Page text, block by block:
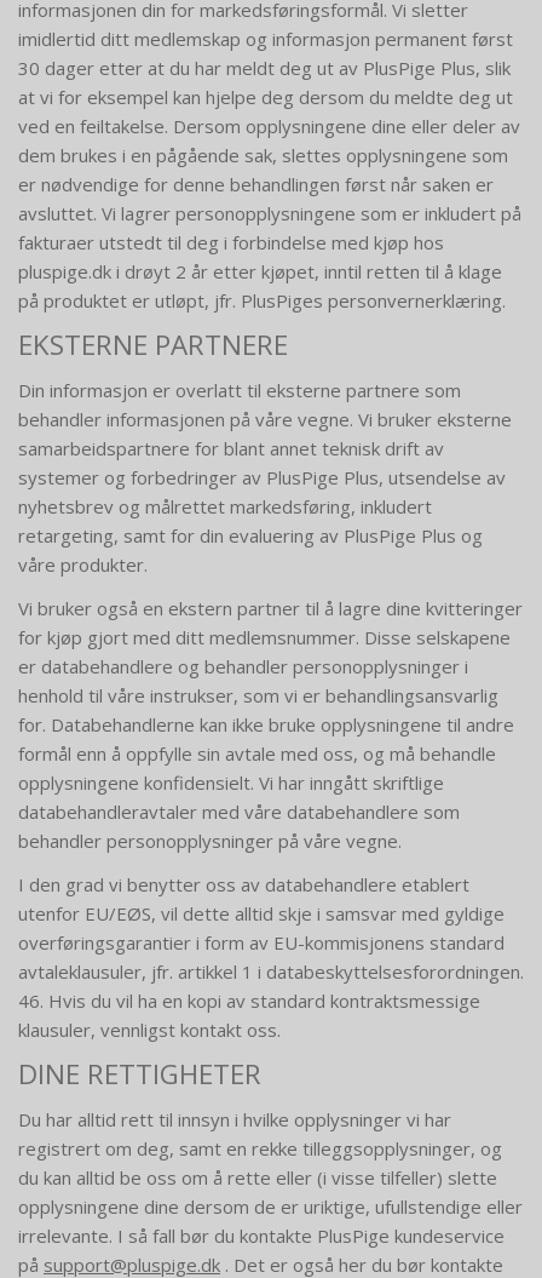
informasjonen din for markedsføringsformål. Vi sletter
imidlertid ditt medlemskap og informasjon permanent først
30 dager etter at du har meldt deg ut av PlusPige Plus, slik
at vi for eksempel kan hjelpe deg dersom du meldte deg ut
ved en feiltakelse. Dersom opplysningene dine eller deler av
dem brukes i en pågående sak, slettes opplysningene som
er nødvendige for denne behandlingen først når saken er
avsluttet. Vi lagrer personopplysningene som er inkludert på
fakturaer utstedt til deg i forbindelse med kjøp hos
pluspige.dk i drøyt 2 år etter kjøpet, inntil retten til å klage
på produktet er utløpt, jfr. PlusPiges personvernerklæring.
EKSTERNE PARTNERE
Din informasjon er overlatt til eksterne partnere som
behandler informasjonen på våre vegne. Vi bruker eksterne
samarbeidspartnere for blant annet teknisk drift av
systemer og forbedringer av PlusPige Plus, utsendelse av
nyhetsbrev og målrettet markedsføring, inkludert
retargeting, samt for din evaluering av PlusPige Plus og
våre produkter.
Vi bruker også en ekstern partner til å lagre dine kvitteringer
for kjøp gjort med ditt medlemsnummer. Disse selskapene
er databehandlere og behandler personopplysninger i
henhold til våre instrukser, som vi er behandlingsansvarlig
for. Databehandlerne kan ikke bruke opplysningene til andre
formål enn å oppfylle sin avtale med oss, og må behandle
opplysningene konfidensielt. Vi har inngått skriftlige
databehandleravtaler med våre databehandlere som
behandler personopplysninger på våre vegne.
I den grad vi benytter oss av databehandlere etablert
utenfor EU/EØS, vil dette alltid skje i samsvar med gyldige
overføringsgarantier i form av EU-kommisjonens standard
avtaleklausuler, jfr. artikkel 1 i databeskyttelsesforordningen.
46. ​​Hvis du vil ha en kopi av standard kontraktsmessige
klausuler, vennligst kontakt oss.
DINE RETTIGHETER
Du har alltid rett til innsyn i hvilke opplysninger vi har
registrert om deg, samt en rekke tilleggsopplysninger, og
du kan alltid be oss om å rette eller (i visse tilfeller) slette
opplysningene dine dersom de er uriktige, ufullstendige eller
irrelevante. I så fall bør du kontakte PlusPige kundeservice
på support@pluspige.dk . Det er også her du bør kontakte